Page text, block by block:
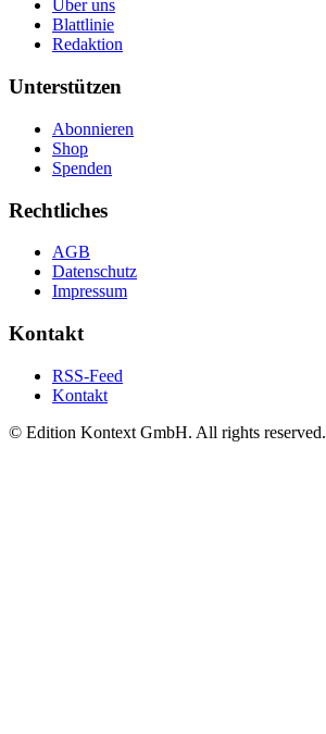
Über uns
Blattlinie
Redaktion
Unterstützen
Abonnieren
Shop
Spenden
Rechtliches
AGB
Datenschutz
Impressum
Kontakt
RSS-Feed
Kontakt
© Edition Kontext GmbH. All rights reserved.